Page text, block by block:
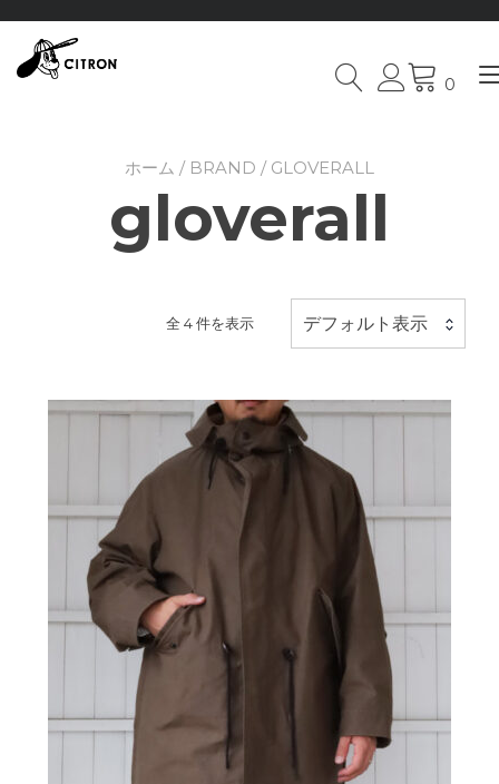
0
ホーム / BRAND / GLOVERALL
gloverall
全 4 件を表示 デフォルト表示